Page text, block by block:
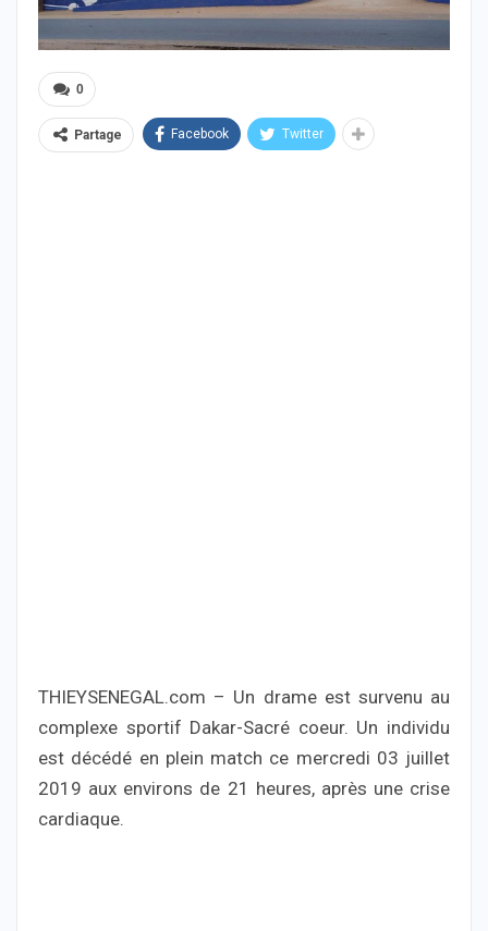
0
Partage Facebook Twitter
THIEYSENEGAL.com – Un drame est survenu au
complexe sportif Dakar-Sacré coeur. Un individu
est décédé en plein match ce mercredi 03 juillet
2019 aux environs de 21 heures, après une crise
cardiaque.